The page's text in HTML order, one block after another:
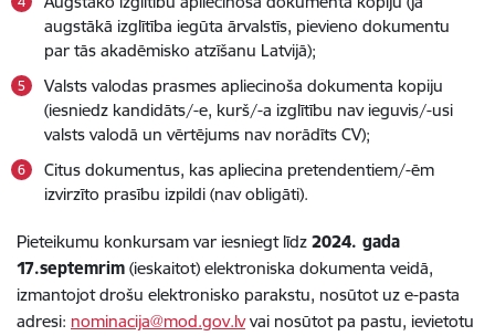
augstākā izglītība iegūta ārvalstīs, pievieno dokumentu
par tās akadēmisko atzīšanu Latvijā);
Valsts valodas prasmes apliecinoša dokumenta kopiju
(iesniedz kandidāts/-e, kurš/-a izglītību nav ieguvis/-usi
valsts valodā un vērtējums nav norādīts CV);
Citus dokumentus, kas apliecina pretendentiem/-ēm
izvirzīto prasību izpildi (nav obligāti).
Pieteikumu konkursam var iesniegt līdz 2024. gada
17.septemrim (ieskaitot) elektroniska dokumenta veidā,
izmantojot drošu elektronisko parakstu, nosūtot uz e-pasta
adresi: nominacija@mod.gov.lvvai nosūtot pa pastu, ievietotu